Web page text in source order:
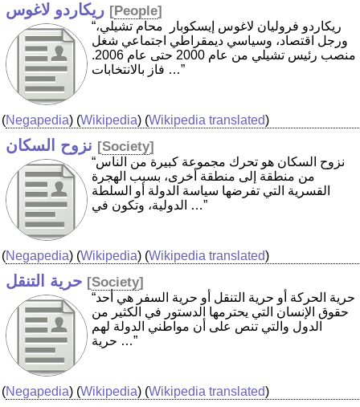
ريكاردو لاغوس [People]
“ريكاردو فروليان لاغوس إيسكوبار ‏ محام تشيلي،
ورجل اقتصاد، وسياسي ديمقراطي اجتماعي شغل
منصب رئيس تشيلي من عام 2000 حتى عام 2006.
فاز بالانتخابات …”
(Negapedia) (Wikipedia) (Wikipedia translated)
نزوح السكان [Society]
“نزوح السكان هو تحرك مجموعة كبيرة من الناس
من منطقة إلى منطقة أخرى، بسبب الهجرة
القسرية التي تفرضها سياسة الدولة أو السلطة
الدولية، وتكون في …”
(Negapedia) (Wikipedia) (Wikipedia translated)
حرية التنقل [Society]
“حرية الحركة أو حرية التنقل أو حرية السفر هي أحد
حقوق الإنسان التي يحترمها الدستور في الكثير من
الدول والتي تنص على أن مواطني الدولة لهم
حرية …”
(Negapedia) (Wikipedia) (Wikipedia translated)